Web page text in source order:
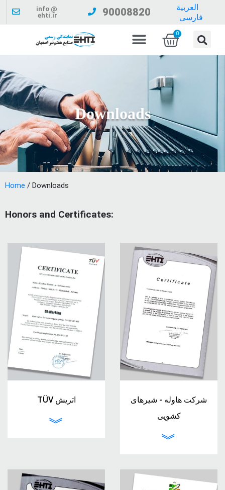
info @
ehti.ir
90008820
العربية
فارسی
0
Downloads
Home / Downloads
Honors and Certificates:
TÜV اتریش
︾
شرکت هاوله - شیرهای
کشویی
︾